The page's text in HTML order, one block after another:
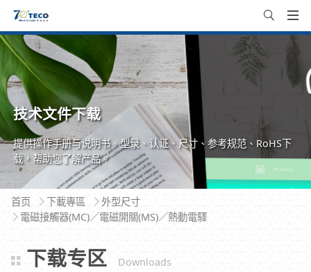
技术文件下载
提供操作手册与说明书、型录、认证、尺寸、参考规范、RoHS下
载，帮助您了解产品。
首页 下載專區
外型尺寸
電磁接觸器(MC)／電磁開關(MS)／熱動電驛
下载专区 Downloads